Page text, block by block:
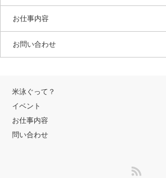
お仕事内容
お問い合わせ
米泳ぐって？
イベント
お仕事内容
問い合わせ